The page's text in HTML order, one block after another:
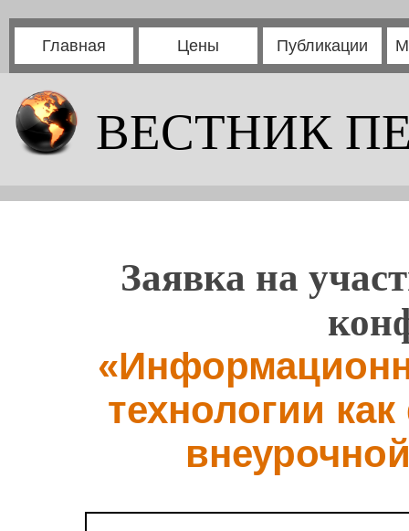
Главная Цены Публикации
ВЕСТНИК
Заявка на
технологии